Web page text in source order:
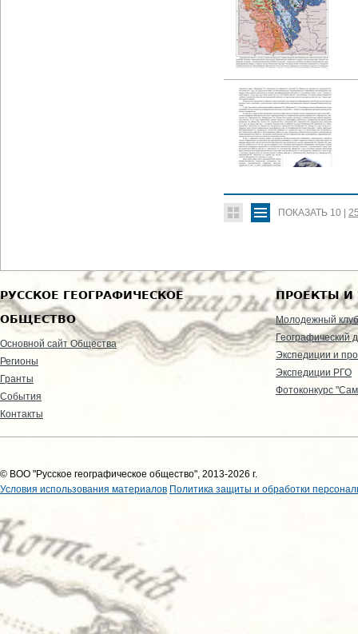
ПОКАЗАТЬ 10
РУССКОЕ ГЕОГРАФИЧЕСКОЕ
ОБЩЕСТВО
Основной сайт Общества
Регионы
Гранты
События
Контакты
ПРОЕКТЫ И
Молодежный клуб
Географический
Экспедиции и
Экспедиции РГО
Фотоконкурс
© ВОО "Русское географическое общество", 2013-2026 г.
Условия использования материалов Политика защиты и обработки